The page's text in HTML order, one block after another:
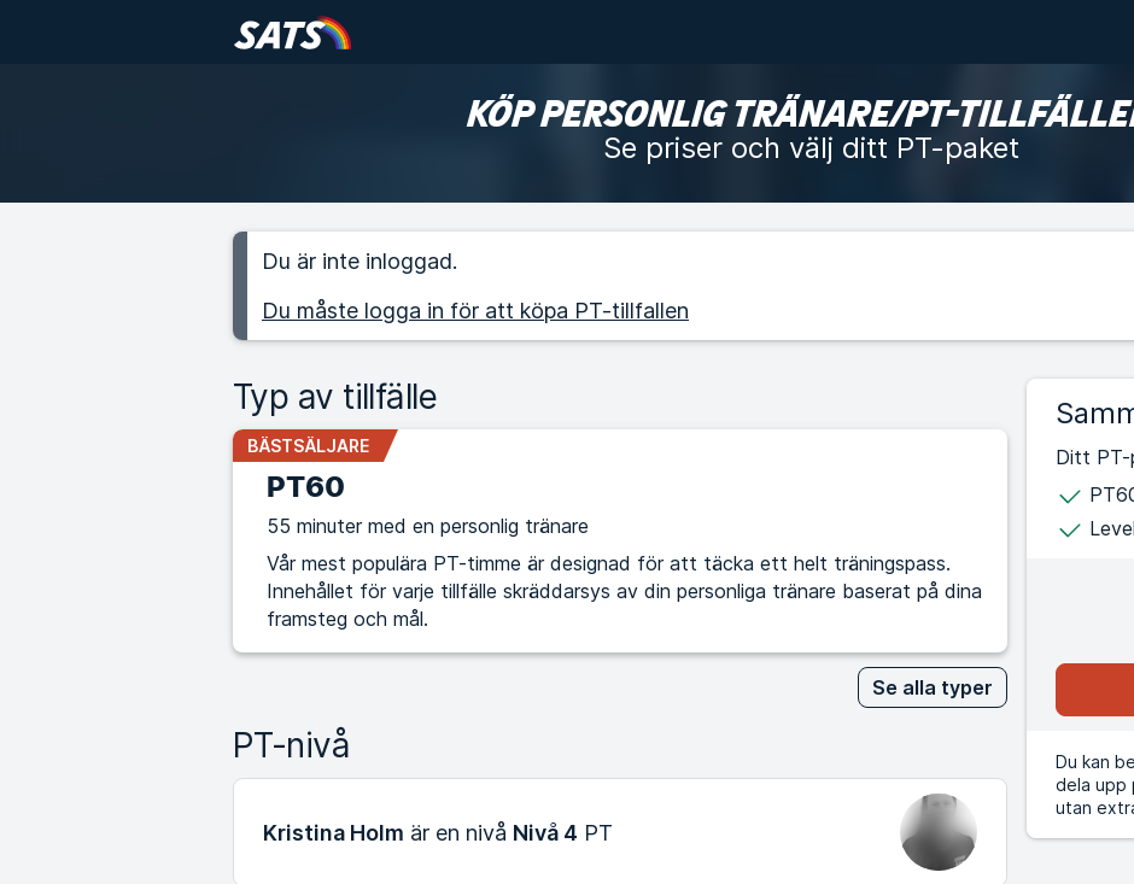
KÖP PERSONLIG TRÄNARE/PT-
Se priser och välj ditt PT-paket
Du är inte inloggad.
Du måste logga in för att köpa PT-tillfallen
Typ av tillfälle
PT60
BÄSTSÄLJARE
55 minuter med en personlig tränare
Vår mest populära PT-timme är designad för att täcka ett helt träningspass.
Innehållet för varje tillfälle skräddarsys av din personliga tränare baserat på dina
framsteg och mål.
Se alla typer
PT-nivå
Kristina Holm är en nivå Nivå 4 PT
Ditt PT-
Du kan
dela upp
utan